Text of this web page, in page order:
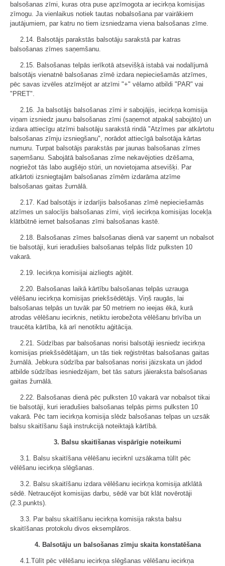
balsošanas zīmi, kuras otra puse apzīmogota ar iecirkņa komisijas
zīmogu. Ja vienlaikus notiek tautas nobalsošana par vairākiem
jautājumiem, par katru no tiem izsniedzama viena balsošanas zīme.
2.14. Balsotājs parakstās balsotāju sarakstā par katras
balsošanas zīmes saņemšanu.
2.15. Balsošanas telpās ierīkotā atsevišķā istabā vai nodalījumā
balsotājs vienatnē balsošanas zīmē izdara nepieciešamās atzīmes,
pēc savas izvēles atzīmējot ar atzīmi "+" vēlamo atbildi "PAR" vai
"PRET".
2.16. Ja balsotājs balsošanas zīmi ir sabojājis, iecirkņa komisija
viņam izsniedz jaunu balsošanas zīmi (saņemot atpakaļ sabojāto) un
izdara attiecīgu atzīmi balsotāju sarakstā rindā "Atzīmes par atkārtotu
balsošanas zīmju izsniegšanu", norādot attiecīgā balsotāja kārtas
numuru. Turpat balsotājs parakstās par jaunas balsošanas zīmes
saņemšanu. Sabojātā balsošanas zīme nekavējoties dzēšama,
nogriežot tās labo augšējo stūri, un novietojama atsevišķi. Par
atkārtoti izsniegtajām balsošanas zīmēm izdarāma atzīme
balsošanas gaitas žurnālā.
2.17. Kad balsotājs ir izdarījis balsošanas zīmē nepieciešamās
atzīmes un salocījis balsošanas zīmi, viņš iecirkņa komisijas locekļa
klātbūtnē iemet balsošanas zīmi balsošanas kastē.
2.18. Balsošanas zīmes balsošanas dienā var saņemt un nobalsot
tie balsotāji, kuri ieradušies balsošanas telpās līdz pulksten 10
vakarā.
2.19. Iecirkņa komisijai aizliegts aģitēt.
2.20. Balsošanas laikā kārtību balsošanas telpās uzrauga
vēlēšanu iecirkņa komisijas priekšsēdētājs. Viņš raugās, lai
balsošanas telpās un tuvāk par 50 metriem no ieejas ēkā, kurā
atrodas vēlēšanu iecirknis, netiktu ierobežota vēlēšanu brīvība un
traucēta kārtība, kā arī nenotiktu aģitācija.
2.21. Sūdzības par balsošanas norisi balsotāji iesniedz iecirkņa
komisijas priekšsēdētājam, un tās tiek reģistrētas balsošanas gaitas
žurnālā. Jebkura sūdzība par balsošanas norisi jāizskata un jādod
atbilde sūdzības iesniedzējam, bet tās saturs jāieraksta balsošanas
gaitas žurnālā.
2.22. Balsošanas dienā pēc pulksten 10 vakarā var nobalsot tikai
tie balsotāji, kuri ieradušies balsošanas telpās pirms pulksten 10
vakarā. Pēc tam iecirkņa komisija slēdz balsošanas telpas un uzsāk
balsu skaitīšanu šajā instrukcijā noteiktajā kārtībā.
3. Balsu skaitīšanas vispārīgie noteikumi
3.1. Balsu skaitīšana vēlēšanu iecirknī uzsākama tūlīt pēc
vēlēšanu iecirkņa slēgšanas.
3.2. Balsu skaitīšanu izdara vēlēšanu iecirkņa komisija atklātā
sēdē. Netraucējot komisijas darbu, sēdē var būt klāt novērotāji
(2.3.punkts).
3.3. Par balsu skaitīšanu iecirkņa komisija raksta balsu
skaitīšanas protokolu divos eksemplāros.
4. Balsotāju un balsošanas zīmju skaita konstatēšana
4.1.Tūlīt pēc vēlēšanu iecirkņa slēgšanas vēlēšanu iecirkņa